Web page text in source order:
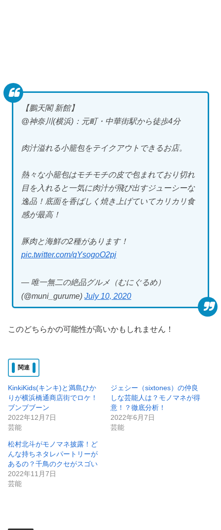
【鵬天閣 新館】
@神奈川(横浜)：元町・中華街駅から徒歩4分
肉汁溢れる小籠包をテイクアウトできるお店。
熱々な小籠包はモチモチの皮で包まれており切れ
目を入れると一気に肉汁が飛び出すジューシーな
逸品！底面を香ばしく焼き上げていてカリカリ食
感が最高！
豚肉と海鮮の2種があります！
pic.twitter.com/qYsogoO2pj
— 唯一無二の絶品グルメ（むにぐるめ）
(@muni_gurume) July 10, 2020
このどちらかの可能性が高いかもしれません！
関連
KinkiKids(キンキ)と満島ひか
りが横浜橋通商店街でロケ！
ブンブブーン
2022年12月7日
芸能
ジェシー（sixtones）の仲良
しな芸能人は？モノマネが得
意！？徹底分析！
2022年6月7日
芸能
松村北斗がモノマネ披露！ど
んな持ちネタレパートリーが
あるの？千鳥のクセがスゴい
2022年11月7日
芸能